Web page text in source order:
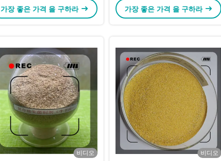
가장 좋은 가격 을 구하라 가장 좋은 가격 을 구하라
비디오 비디오